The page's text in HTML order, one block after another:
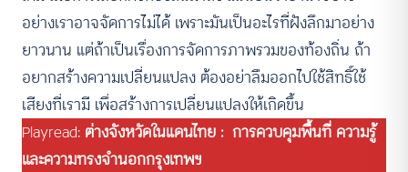
อย่างเราอาจจัดการไม่ได้ เพราะมันเป็นอะไรที่ฝังลึกมาอย่าง
ยาวนาน แต่ถ้าเป็นเรื่องการจัดการภาพรวมของท้องถิ่น ถ้า
อยากสร้างความเปลี่ยนแปลง ต้องอย่าลืมออกไปใช้สิทธิ์ใช้
เสียงที่เรามี เพื่อสร้างการเปลี่ยนแปลงให้เกิดขึ้น
Playread: ต่างจังหวัดในแดนไทย : การควบคุมพื้นที่ ความรู้
และความทรงจำนอกกรุงเทพฯ